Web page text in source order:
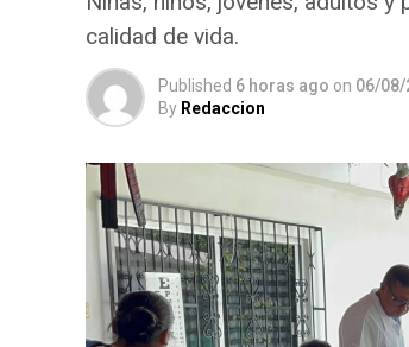
calidad de vida.
Published 6 horas ago on 06/08/
By Redaccion